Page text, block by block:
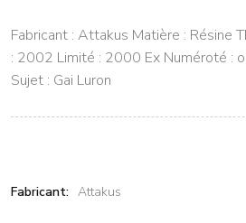
Fabricant : Attakus Matière : Résine
: 2002 Limité : 2000 Ex Numéroté :
Sujet : Gai Luron
Fabricant: Attakus